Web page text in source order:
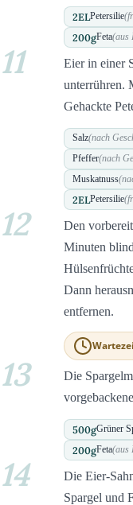
2ELPetersilie
200gFeta(aus
11
Eier in einer
unterrühren.
Gehackte
Salz(nach
Pfeffer(nach
Muskatnuss
2ELPetersilie
12
Den
Minuten
Dann
entfernen.
13
Die
500gGrüner
200gFeta(aus
14
Die Eier-
Spargel und